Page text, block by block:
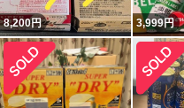
8,200円 3,999円